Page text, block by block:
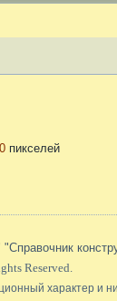
пикселей
"Справочник
Reserved.
характер и